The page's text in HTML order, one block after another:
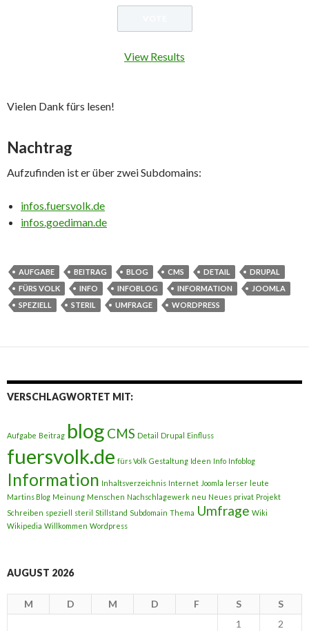
View Results
Vielen Dank fürs lesen!
Nachtrag
Aufzufinden ist er über zwei Subdomains:
infos.fuersvolk.de
infos.goediman.de
AUFGABE BEITRAG BLOG CMS DETAIL
DRUPAL
FÜRS VOLK
INFO INFOBLOG INFORMATION
JOOMLA
SPEZIELL
STERIL UMFRAGE WORDPRESS
VERSCHLAGWORTET MIT:
Aufgabe Beitrag blog CMS Detail Drupal Einfluss
fuersvolk.de fürs Volk Gestaltung Ideen Info Infoblog
Information Inhaltsverzeichnis Internet Joomla lerser leute
Martins Blog Meinung Menschen Nachschlagewerk neu Neues privat Projekt
Schreiben speziell steril Stillstand Subdomain Thema Umfrage Wiki
Wikipedia Willkommen Wordpress
AUGUST 2026
M D M D F S S
1
2